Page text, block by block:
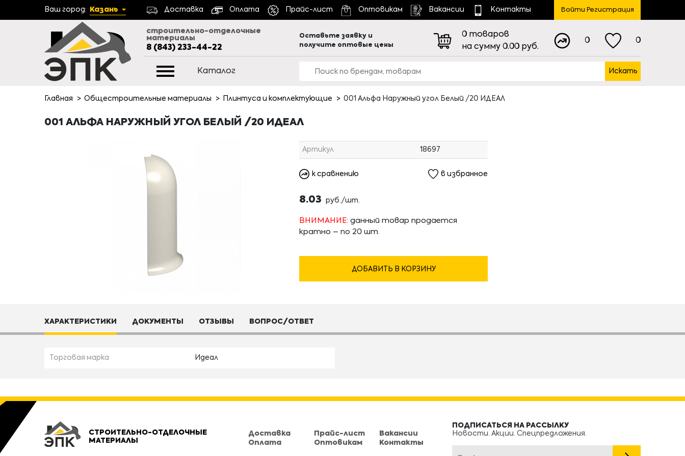
Ваш город: Казань Доставка Оплата Прайс-лист Оптовикам Вакансии Контакты Войти Регистрация
строительно-отделочные
материалы
8 (843) 233-44-22
Оставьте заявку и
получите оптовые цены
0 товаров
на сумму 0.00 руб.
0 0
Каталог Искать
Главная Общестроительные материалы Плинтуса и комплектующие 001 Альфа Наружный угол Белый /20 ИДЕАЛ
001 АЛЬФА НАРУЖНЫЙ УГОЛ БЕЛЫЙ /20 ИДЕАЛ
Артикул 18697
к сравнению в избранное
8.03 руб./шт.
ВНИМАНИЕ: данный товар продается
кратно – по 20 шт.
ДОБАВИТЬ В КОРЗИНУ
ХАРАКТЕРИСТИКИ ДОКУМЕНТЫ ОТЗЫВЫ ВОПРОС/ОТВЕТ
Торговая марка Идеал
СТРОИТЕЛЬНО-ОТДЕЛОЧНЫЕ
МАТЕРИАЛЫ
Доставка
Оплата
Прайс-лист
Оптовикам
Вакансии
Контакты
ПОДПИСАТЬСЯ НА РАССЫЛКУ
Новости. Акции. Спецпредложения.